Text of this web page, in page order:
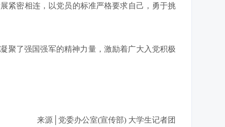
紧密相连，以党员的标准严格要求自己，勇于挑
聚了强国强军的精神力量，激励着广大入党积极
来源│党委办公室(宣传部) 大学生记者团